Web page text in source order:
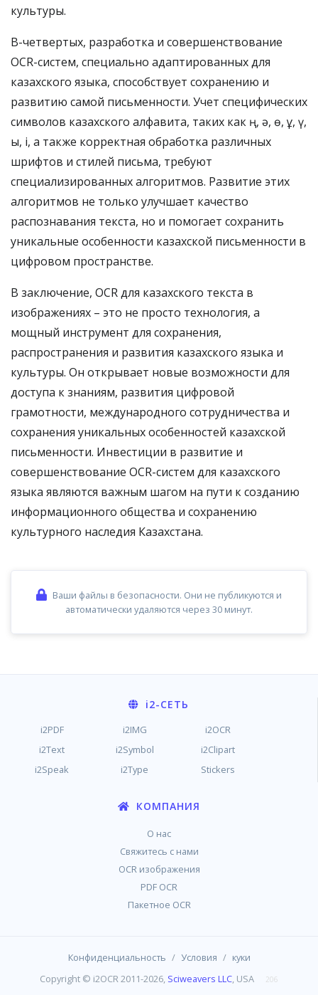
культуры.
В-четвертых, разработка и совершенствование
OCR-систем, специально адаптированных для
казахского языка, способствует сохранению и
развитию самой письменности. Учет специфических
символов казахского алфавита, таких как ң, ә, ө, ұ, ү,
ы, і, а также корректная обработка различных
шрифтов и стилей письма, требуют
специализированных алгоритмов. Развитие этих
алгоритмов не только улучшает качество
распознавания текста, но и помогает сохранить
уникальные особенности казахской письменности в
цифровом пространстве.
В заключение, OCR для казахского текста в
изображениях – это не просто технология, а
мощный инструмент для сохранения,
распространения и развития казахского языка и
культуры. Он открывает новые возможности для
доступа к знаниям, развития цифровой
грамотности, международного сотрудничества и
сохранения уникальных особенностей казахской
письменности. Инвестиции в развитие и
совершенствование OCR-систем для казахского
языка являются важным шагом на пути к созданию
информационного общества и сохранению
культурного наследия Казахстана.
Ваши файлы в безопасности. Они не публикуются и
автоматически удаляются через 30 минут.
i2-СЕТЬ
i2PDF i2IMG
i2OCR
i2Text
i2Symbol
i2Clipart
i2Speak
i2Type Stickers
КОМПАНИЯ
О нас
Свяжитесь с нами
OCR изображения
PDF OCR
Пакетное OCR
Конфиденциальность / Условия / куки
Copyright © i2OCR 2011-2026, Sciweavers LLC, USA 206